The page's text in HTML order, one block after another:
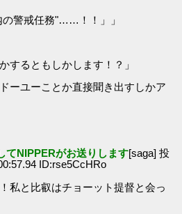
の警戒任務"……！！」」
するともしかします！？」
ーユーことか直接聞き出すしかア
てNIPPERがお送りします[saga] 投
ID:rse5CcHRo
私と比叡はチョーット提督と会っ